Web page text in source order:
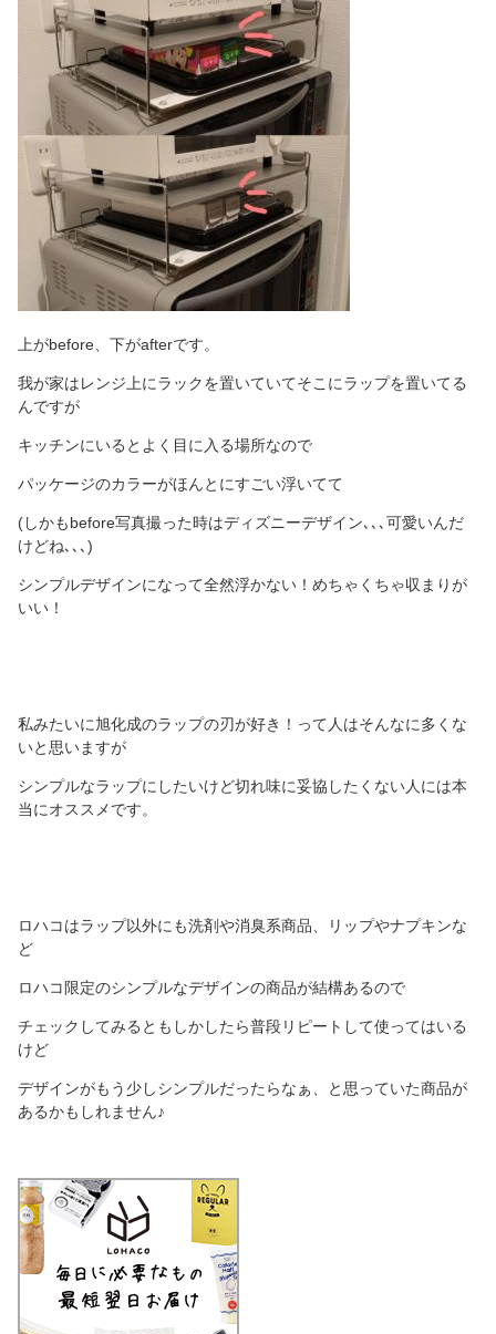
上がbefore、下がafterです。
我が家はレンジ上にラックを置いていてそこにラップを置いてる
んですが
キッチンにいるとよく目に入る場所なので
パッケージのカラーがほんとにすごい浮いてて
(しかもbefore写真撮った時はディズニーデザイン､､､可愛いんだ
けどね､､､)
シンプルデザインになって全然浮かない！めちゃくちゃ収まりが
いい！
私みたいに旭化成のラップの刃が好き！って人はそんなに多くな
いと思いますが
シンプルなラップにしたいけど切れ味に妥協したくない人には本
当にオススメです。
ロハコはラップ以外にも洗剤や消臭系商品、リップやナプキンな
ど
ロハコ限定のシンプルなデザインの商品が結構あるので
チェックしてみるともしかしたら普段リピートして使ってはいる
けど
デザインがもう少しシンプルだったらなぁ、と思っていた商品が
あるかもしれません♪